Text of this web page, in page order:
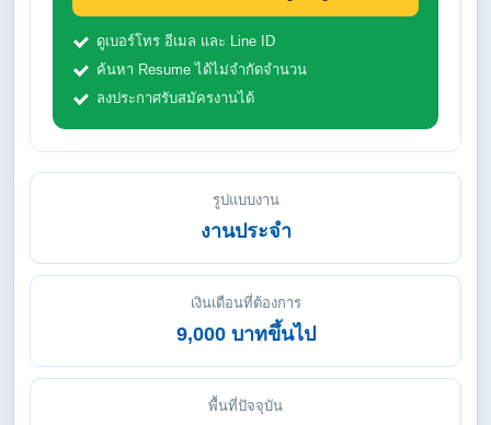
ดูเบอร์โทร อีเมล และ Line ID
ค้นหา Resume ได้ไม่จำกัดจำนวน
ลงประกาศรับสมัครงานได้
รูปแบบงาน
งานประจำ
เงินเดือนที่ต้องการ
9,000 บาทขึ้นไป
พื้นที่ปัจจุบัน